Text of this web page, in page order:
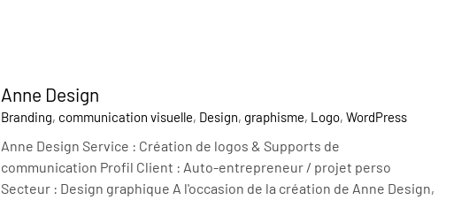
Anne Design
Branding, communication visuelle, Design, graphisme, Logo, WordPress
Anne Design Service : Création de logos & Supports de
communication Profil Client : Auto-entrepreneur / projet perso
Secteur : Design graphique A l'occasion de la création de Anne Design,